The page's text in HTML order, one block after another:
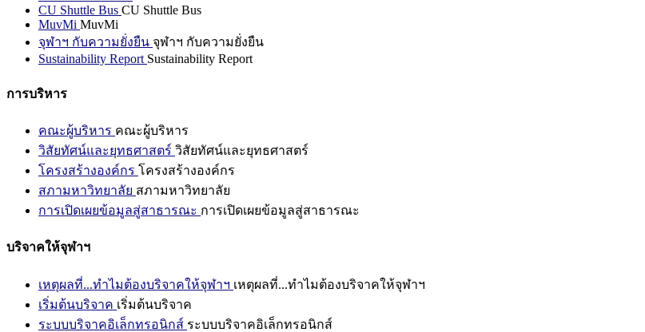
CU Shuttle Bus CU Shuttle Bus
MuvMi MuvMi
จุฬาฯ กับความยั่งยืน จุฬาฯ กับความยั่งยืน
Sustainability Report Sustainability Report
การบริหาร
คณะผู้บริหาร คณะผู้บริหาร
วิสัยทัศน์และยุทธศาสตร์ วิสัยทัศน์และยุทธศาสตร์
โครงสร้างองค์กร โครงสร้างองค์กร
สภามหาวิทยาลัย สภามหาวิทยาลัย
การเปิดเผยข้อมูลสู่สาธารณะ การเปิดเผยข้อมูลสู่สาธารณะ
บริจาคให้จุฬาฯ
เหตุผลที่...ทำไมต้องบริจาคให้จุฬาฯ เหตุผลที่...ทำไมต้องบริจาคให้จุฬาฯ
เริ่มต้นบริจาค เริ่มต้นบริจาค
ระบบบริจาคอิเล็กทรอนิกส์ ระบบบริจาคอิเล็กทรอนิกส์